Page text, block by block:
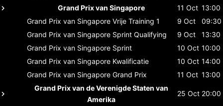
Grand Prix van Singapore
11 Oct 13:00
Grand Prix van Singapore Vrije Training 1 9 Oct
09:30
Grand Prix van Singapore Sprint Qualifying 9 Oct
13:30
Grand Prix van Singapore Sprint 10 Oct 10:00
Grand Prix van Singapore Kwalificatie 10 Oct 14:00
Grand Prix van Singapore Grand Prix 11 Oct 13:00
Grand Prix van de Verenigde Staten van
Amerika
25 Oct 20:00